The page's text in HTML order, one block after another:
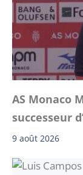
AS Monaco
successeur
9 août 2026